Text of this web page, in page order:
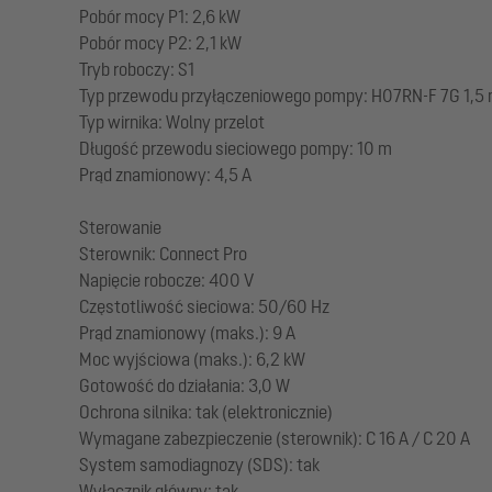
Pobór mocy P1: 2,6 kW
Pobór mocy P2: 2,1 kW
Tryb roboczy: S1
Typ przewodu przyłączeniowego pompy: H07RN-F 7G 1,5
Typ wirnika: Wolny przelot
Długość przewodu sieciowego pompy: 10 m
Prąd znamionowy: 4,5 A
Sterowanie
Sterownik: Connect Pro
Napięcie robocze: 400 V
Częstotliwość sieciowa: 50/60 Hz
Prąd znamionowy (maks.): 9 A
Moc wyjściowa (maks.): 6,2 kW
Gotowość do działania: 3,0 W
Ochrona silnika: tak (elektronicznie)
Wymagane zabezpieczenie (sterownik): C 16 A / C 20 A
System samodiagnozy (SDS): tak